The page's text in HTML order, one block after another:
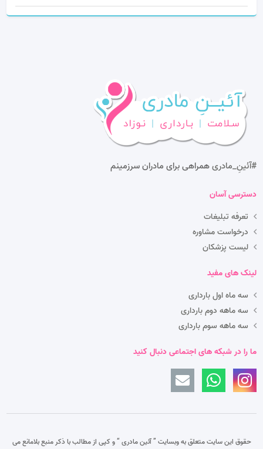
#آئینِ_مادریهمراهی برای مادران سرزمینم
دسترسی آسان
تعرفه تبلیغات
درخواست مشاوره
لیست پزشکان
لینک های مفید
سه ماه اول بارداری
سه ماهه دوم بارداری
سه ماهه سوم بارداری
ما را در شبکه های اجتماعی دنبال کنید
حقوق این سایت متعلق به وبسایت ” آئین مادری “و کپی از مطالب با ذکر منبع بلامانع می